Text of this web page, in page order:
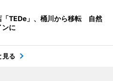
「TEDe」、桶川から移転 自然
ンに
見る